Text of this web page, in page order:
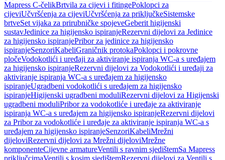
Mapress C-čelikBrtvila za cijevi i fitingePoklopci za
cijeviUčvršćenja za cijeviUčvršćenja za priključkeSistemske
brtveSet vijaka za prirubničke spojeveGeberit higijenski
sustavJedinice za higijensko ispiranjeRezervni dijelovi za Jedinice
za higijensko ispiranjePribor za jedinice za higijensko
ispiranjeSenzoriKabeliGraničnik protokaPoklopci i pokrovne
pločeVodokotlići i uređaji za aktiviranje ispiranja WC-a s uređajem
za higijensko ispiranjeRezervni dijelovi za Vodokotlići i uređaji za
aktiviranje ispiranja WC-a s uređajem za higijensko
ispiranjeUgradbeni vodokotlići s uređajem za higijensko
ispiranjeHigijenski ugradbeni moduliRezervni dijelovi za Higijenski
ugradbeni moduliPribor za vodokotliće i uređaje za aktiviranje
ispiranja WC-a s uređajem za higijensko ispiranjeRezervni dijelovi
za Pribor za vodokotliće i uređaje za aktiviranje ispiranja WC-a s
uređajem za higijensko ispiranjeSenzoriKabeliMrežni
dijeloviRezervni dijelovi za Mrežni dijeloviMrežne
komponenteCijevne armatureVentili s ravnim sjedištemSa Mapress
priključcimaVentili s kosim sjedištemRezervni dijelovi za Ventili s